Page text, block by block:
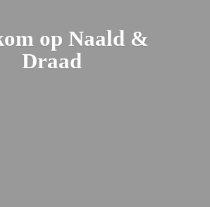
op Naald &
Draad